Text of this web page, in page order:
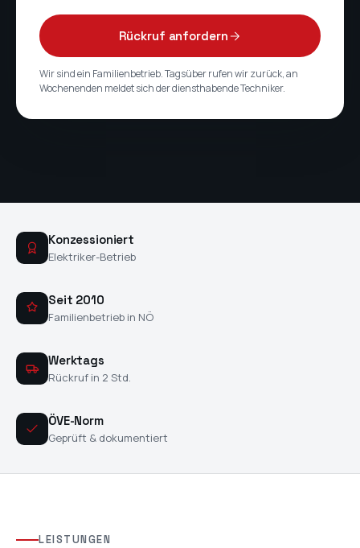
Rückruf anfordern
Wir sind ein Familienbetrieb. Tagsüber rufen wir zurück, an
Wochenenden meldet sich der diensthabende Techniker.
Konzessioniert
Elektriker-Betrieb
Seit 2010
Familienbetrieb in NÖ
Werktags
Rückruf in 2 Std.
ÖVE-Norm
Geprüft & dokumentiert
LEISTUNGEN